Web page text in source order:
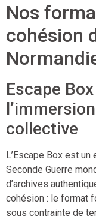
Nos
cohésion
Escape
collective
L’Escape Box est
Seconde Guerre
d’archives
cohésion : le format
sous contrainte de